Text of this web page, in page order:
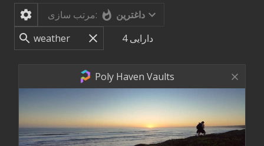
مرتب سازی:
داغترین
4 دارایی
Poly Haven Vaults